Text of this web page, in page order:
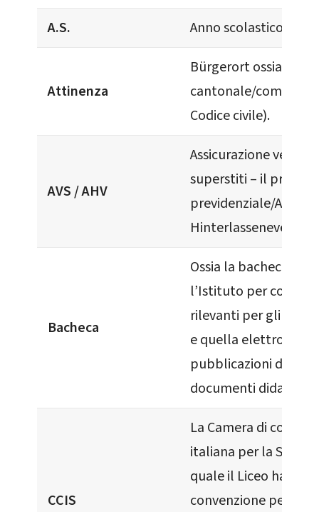
A.S.
Anno scolastico.
Attinenza
Bürgerort ossia la
cantonale/
Codice civile).
AVS / AHV
Assicurazione
superstiti – il primo
previdenziale/AHV
Bacheca
Ossia la bacheca
l’Istituto per
rilevanti per gli
e quella elettronica
pubblicazioni di
documenti didattici.
CCIS
La Camera di
italiana per la
quale il Liceo ha una
convenzione per